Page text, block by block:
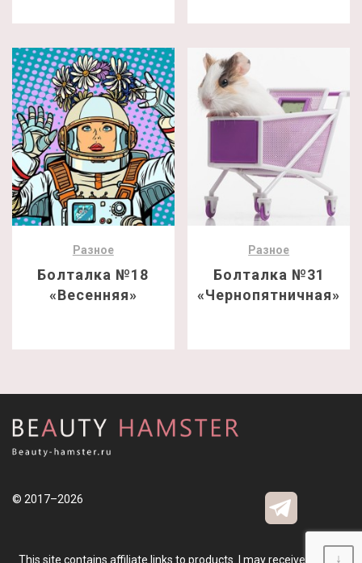
Разное
Болталка №18
«Весенняя»
Разное
Болталка №31
«Чернопятничная»
© 2017–2026
This site contains affiliate links to products. I may receive a small↓